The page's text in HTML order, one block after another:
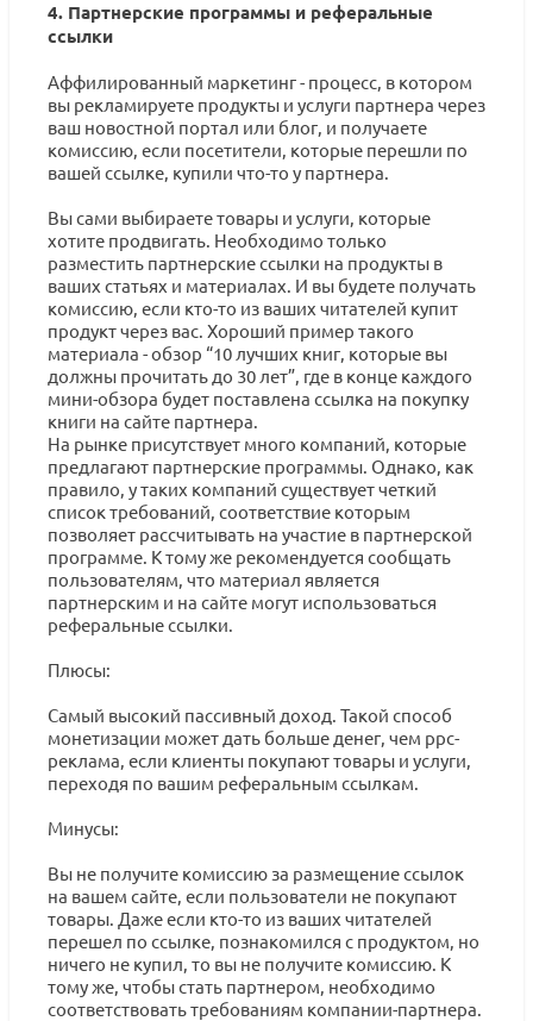
4. Партнерские программы и реферальные
ссылки
Аффилированный маркетинг - процесс, в котором
вы рекламируете продукты и услуги партнера через
ваш новостной портал или блог, и получаете
комиссию, если посетители, которые перешли по
вашей ссылке, купили что-то у партнера.
Вы сами выбираете товары и услуги, которые
хотите продвигать. Необходимо только
разместить партнерские ссылки на продукты в
ваших статьях и материалах. И вы будете получать
комиссию, если кто-то из ваших читателей купит
продукт через вас. Хороший пример такого
материала - обзор “10 лучших книг, которые вы
должны прочитать до 30 лет”, где в конце каждого
мини-обзора будет поставлена ссылка на покупку
книги на сайте партнера.
На рынке присутствует много компаний, которые
предлагают партнерские программы. Однако, как
правило, у таких компаний существует четкий
список требований, соответствие которым
позволяет рассчитывать на участие в партнерской
программе. К тому же рекомендуется сообщать
пользователям, что материал является
партнерским и на сайте могут использоваться
реферальные ссылки.
Плюсы:
Самый высокий пассивный доход. Такой способ
монетизации может дать больше денег, чем ppc-
реклама, если клиенты покупают товары и услуги,
переходя по вашим реферальным ссылкам.
Минусы:
Вы не получите комиссию за размещение ссылок
на вашем сайте, если пользователи не покупают
товары. Даже если кто-то из ваших читателей
перешел по ссылке, познакомился с продуктом, но
ничего не купил, то вы не получите комиссию. К
тому же, чтобы стать партнером, необходимо
соответствовать требованиям компании-партнера.